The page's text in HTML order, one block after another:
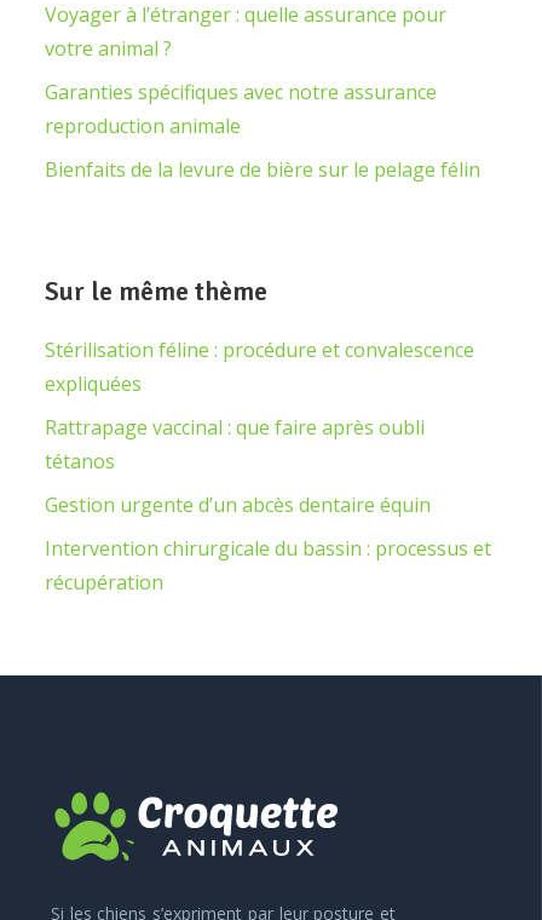
Voyager à l’étranger : quelle assurance pour
votre animal ?
Garanties spécifiques avec notre assurance
reproduction animale
Bienfaits de la levure de bière sur le pelage félin
Sur le même thème
Stérilisation féline : procédure et convalescence
expliquées
Rattrapage vaccinal : que faire après oubli
tétanos
Gestion urgente d’un abcès dentaire équin
Intervention chirurgicale du bassin : processus et
récupération
Si les chiens s’expriment par leur posture et